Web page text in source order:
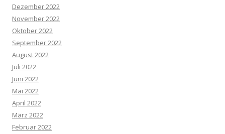
Dezember 2022
November 2022
Oktober 2022
September 2022
August 2022
Juli 2022
Juni 2022
Mai 2022
April 2022
März 2022
Februar 2022